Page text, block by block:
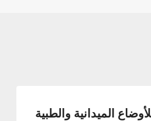
الميدانية والطبية